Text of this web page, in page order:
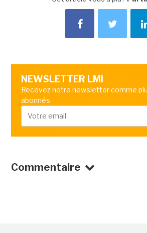
NEWSLETTER LMI
Recevez notre newsletter comme
abonnés
Commentaire